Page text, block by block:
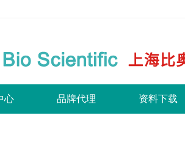
心 品牌代理 资料下载